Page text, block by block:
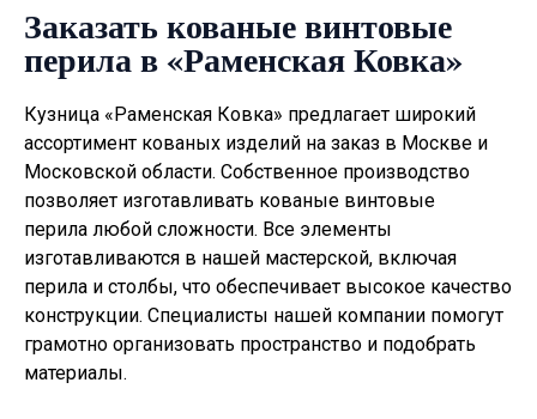
Заказать кованые винтовые
перила в «Раменская Ковка»
Кузница «Раменская Ковка» предлагает широкий
ассортимент кованых изделий на заказ в Москве и
Московской области. Собственное производство
позволяет изготавливать кованые винтовые
перила любой сложности. Все элементы
изготавливаются в нашей мастерской, включая
перила и столбы, что обеспечивает высокое качество
конструкции. Специалисты нашей компании помогут
грамотно организовать пространство и подобрать
материалы.